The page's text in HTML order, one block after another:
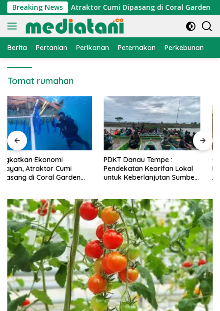
Langsung
ke
konten
Breaking News
Nelayan, Atraktor Cumi Dipasang di Coral Garden
Berita Pertanian Perikanan Peternakan Perkebunan
Tomat rumahan
PDKT Danau Tempe :
Pendekatan Kearifan Lokal
untuk Keberlanjutan Sumber
Cara Mengatasi Penyakit
PMK pada Sapi Perah Secara
Alami dan Medis